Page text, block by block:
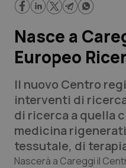
Lavoro e Professioni
Scienza e Farmaci
Studi e Analisi
Lettere al direttore
Nasce a
Europeo
Il nuovo Centro
interventi di
di ricerca a quella
medicina
tessutale, di
Nascerà a Careggi il